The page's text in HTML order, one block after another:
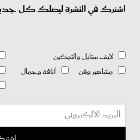
اشترك في النشرة ليصلك كل
لايف ستايل والتمكين
مشاهير وفن
أناقة وجمال